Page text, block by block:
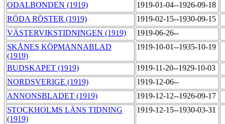
ODALBONDEN (1919)
1919-01-04--1926-09-18
RÖDA RÖSTER (1919)
1919-02-15--1930-09-15
VÄSTERVIKSTIDNINGEN (1919)
1919-06-26--
SKÅNES KÖPMANNABLAD
(1919)
1919-10-01--1935-10-19
BUDSKAPET (1919)
1919-11-20--1929-10-03
NORDSVERIGE (1919)
1919-12-06--
ANNONSBLADET (1919)
1919-12-12--1926-09-17
STOCKHOLMS LÄNS TIDNING
(1919)
1919-12-15--1930-03-31